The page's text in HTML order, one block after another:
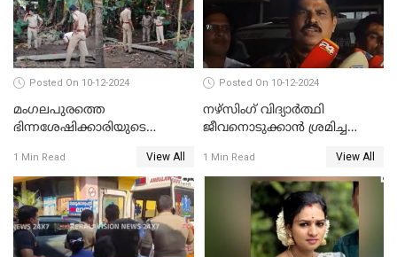
Posted On 10-12-2024
മംഗലപുരത്തെ
ഭിന്നശേഷിക്കാരിയുടെ
സംശയിക്കുന്നയാള്‍
കസ്റ്റഡിയില്‍
1 Min Read View All
Posted On 10-12-2024
നഴ്‌സിംഗ് വിദ്യാർത്ഥി
ജീവനൊടുക്കാന്‍ ശ്രമിച്ച
മാറ്റിയതായി മൻസൂർ
ആശുപത്രി എം.ഡി ഷംസുദ്ദീൻ
1 Min Read View All